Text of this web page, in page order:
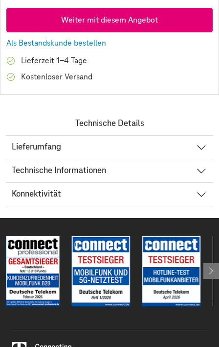
Weiter mit diesem Angebot
Als Bestandskunde bestellen
Lieferzeit 1-4 Tage
Kostenloser Versand
Technische Details
Lieferumfang
Technische Informationen
Konnektivität